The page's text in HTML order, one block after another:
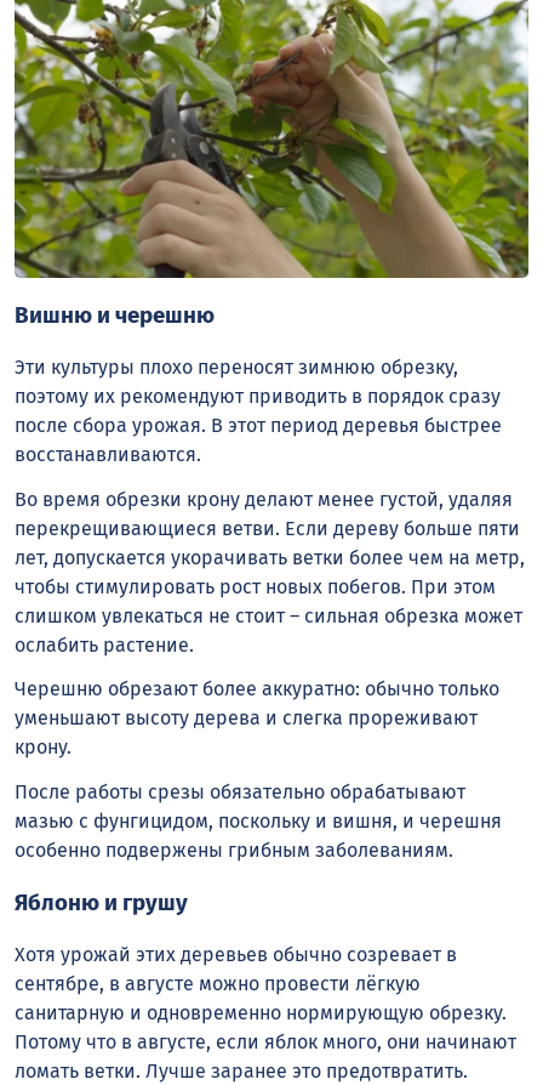
Вишню и черешню
Эти культуры плохо переносят зимнюю обрезку,
поэтому их рекомендуют приводить в порядок сразу
после сбора урожая. В этот период деревья быстрее
восстанавливаются.
Во время обрезки крону делают менее густой, удаляя
перекрещивающиеся ветви. Если дереву больше пяти
лет, допускается укорачивать ветки более чем на метр,
чтобы стимулировать рост новых побегов. При этом
слишком увлекаться не стоит – сильная обрезка может
ослабить растение.
Черешню обрезают более аккуратно: обычно только
уменьшают высоту дерева и слегка прореживают
крону.
После работы срезы обязательно обрабатывают
мазью с фунгицидом, поскольку и вишня, и черешня
особенно подвержены грибным заболеваниям.
Яблоню и грушу
Хотя урожай этих деревьев обычно созревает в
сентябре, в августе можно провести лёгкую
санитарную и одновременно нормирующую обрезку.
Потому что в августе, если яблок много, они начинают
ломать ветки. Лучше заранее это предотвратить.